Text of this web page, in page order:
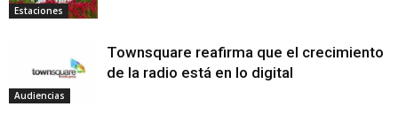
Estaciones
Audiencias
Townsquare reafirma que el crecimiento
de la radio está en lo digital